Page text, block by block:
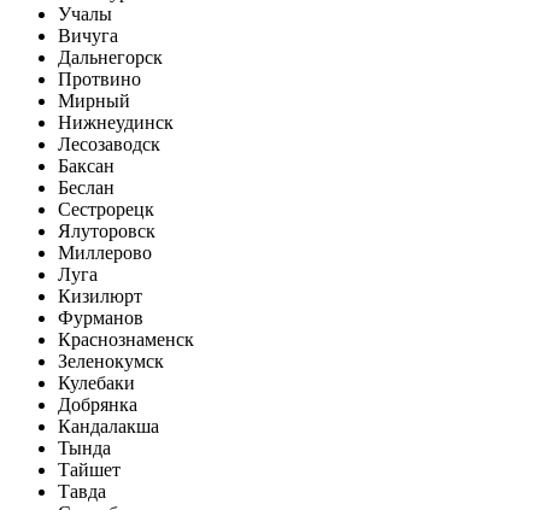
Учалы
Вичуга
Дальнегорск
Протвино
Мирный
Нижнеудинск
Лесозаводск
Баксан
Беслан
Сестрорецк
Ялуторовск
Миллерово
Луга
Кизилюрт
Фурманов
Краснознаменск
Зеленокумск
Кулебаки
Добрянка
Кандалакша
Тында
Тайшет
Тавда